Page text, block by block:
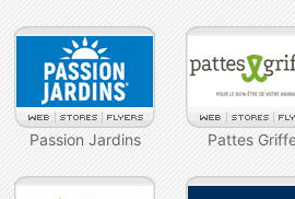
Passion Jardins Pattes